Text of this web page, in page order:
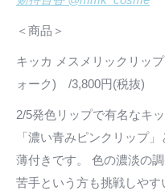
＜商品＞
キッカ メスメリックリッ
ォーク) /3,800円(税抜)
2/5発色リップで有名なキ
「濃い青みピンクリップ
薄付きです。 色の濃淡の
苦手という方も挑戦しやす